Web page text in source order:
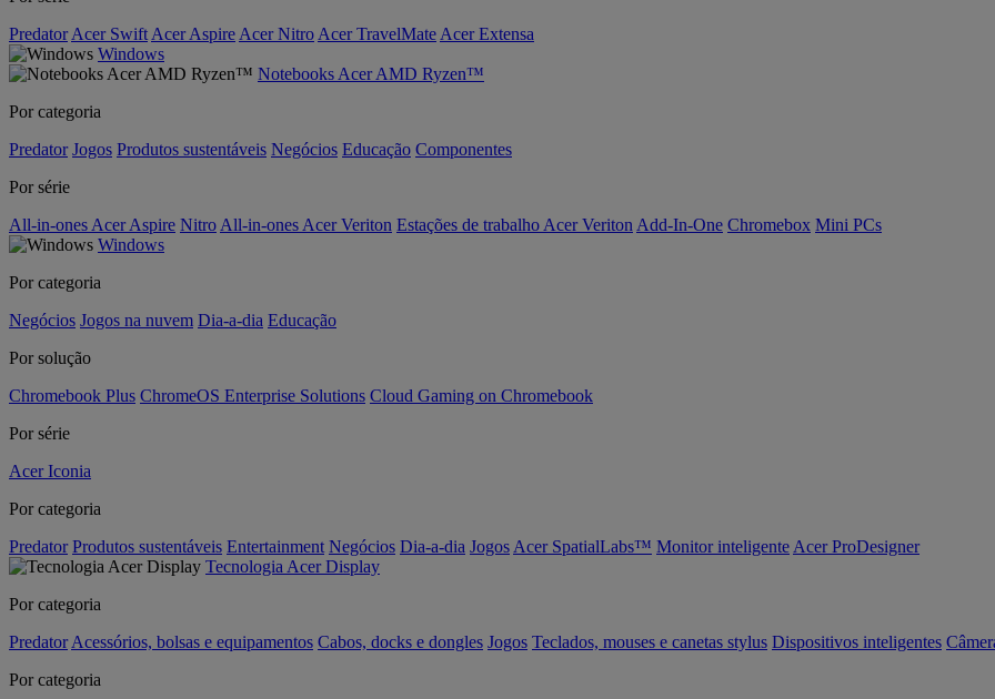
Predator Acer Swift Acer Aspire Acer Nitro Acer TravelMate Acer Extensa
Windows
Notebooks Acer AMD Ryzen™
Por categoria
Predator Jogos Produtos sustentáveis Negócios Educação Componentes
Por série
All-in-ones Acer Aspire Nitro All-in-ones Acer Veriton Estações de trabalho Acer Veriton Add-In-One Chromebox Mini PCs
Windows
Por categoria
Negócios Jogos na nuvem Dia-a-dia Educação
Por solução
Chromebook Plus ChromeOS Enterprise Solutions Cloud Gaming on Chromebook
Por série
Acer Iconia
Por categoria
Predator Produtos sustentáveis Entertainment Negócios Dia-a-dia Jogos Acer SpatialLabs™ Monitor inteligente Acer ProDesigner
Tecnologia Acer Display
Por categoria
Predator Acessórios, bolsas e equipamentos Cabos, docks e dongles Jogos Teclados, mouses e canetas stylus Dispositivos inteligentes
Por categoria